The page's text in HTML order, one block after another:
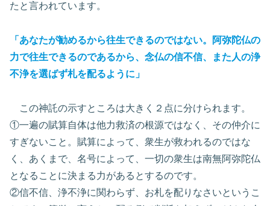
たと言われています。
「あなたが勧めるから往生できるのではない。阿弥陀仏の
力で往生できるのであるから、念仏の信不信、また人の浄
不浄を選ばず札を配るように」
この神託の示すところは大きく２点に分けられます。
①一遍の賦算自体は他力救済の根源ではなく、その仲介に
すぎないこと。賦算によって、衆生が救われるのではな
く、あくまで、名号によって、一切の衆生は南無阿弥陀仏
となることに決まる力があるとするのです。
②信不信、浄不浄に関わらず、お札を配りなさいというこ